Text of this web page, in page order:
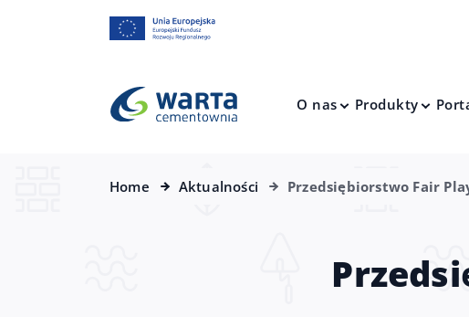
O nas Produkty
Home Aktualności Przedsiębiorstwo Fair